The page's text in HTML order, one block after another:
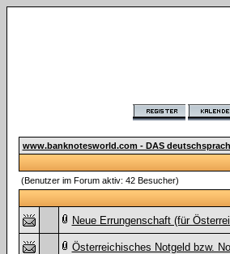
www.banknotesworld.com - DAS
(Benutzer im Forum aktiv: 42 Besucher)
Neue Errungenschaft (für
Österreichisches Notgeld bzw.